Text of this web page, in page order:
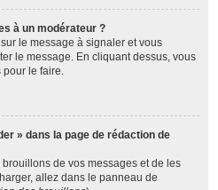
à un modérateur ?
le message à signaler et vous
le message. En cliquant dessus, vous
pour le faire.
» dans la page de rédaction de
brouillons de vos messages et de les
allez dans le panneau de